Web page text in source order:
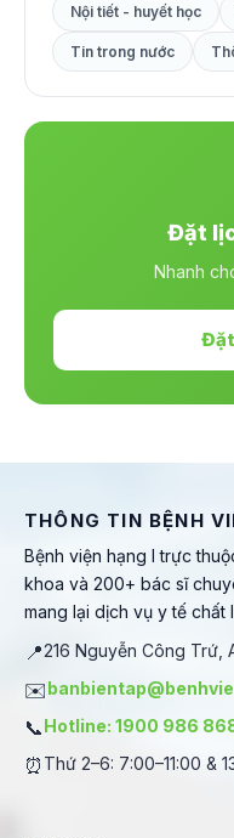
Nội tiết - huyết học
Tin trong nước
Đặt
Nhanh
THÔNG TIN BỆNH
Bệnh viện hạng I trực
khoa và 200+ bác sĩ
mang lại dịch vụ y tế chất
📍216 Nguyễn Công Trứ,
✉️
📞Hotline: 1900 986
⏰ Thứ 2–6: 7:00–11:00 &